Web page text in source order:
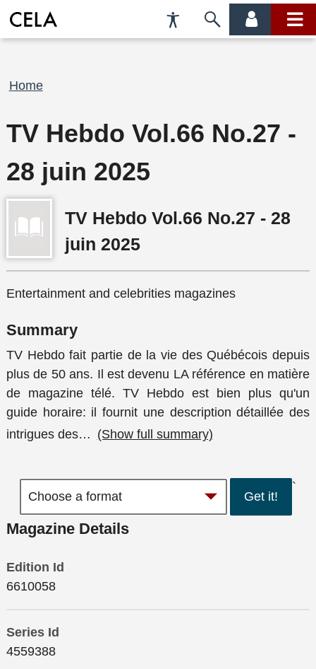
Accessibility
Preferences
Skip
account main
Breadcrumb
Home
TV Hebdo Vol.66 No.27 -
28 juin 2025
TV Hebdo Vol.66 No.27 - 28
juin 2025
Entertainment and celebrities magazines
Summary
TV Hebdo fait partie de la vie des Québécois depuis
plus de 50 ans. Il est devenu LA référence en matière
de magazine télé. TV Hebdo est bien plus qu'un
guide horaire: il fournit une description détaillée des
intrigues des… (Show full summary)
Get it!
`
Magazine Details
Edition Id
6610058
Series Id
4559388